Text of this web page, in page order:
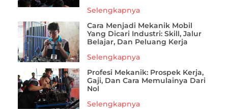
Selengkapnya
Cara Menjadi Mekanik Mobil
Yang Dicari Industri: Skill, Jalur
Belajar, Dan Peluang Kerja
Selengkapnya
Profesi Mekanik: Prospek Kerja,
Gaji, Dan Cara Memulainya Dari
Nol
Selengkapnya